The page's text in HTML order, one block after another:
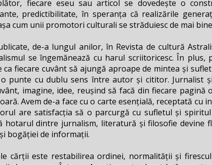
fiecare eseu sau articol se dovedește o
predictibilitate, în speranța că realizările
cum unii promotori culturali se străduiesc de mai
de-a lungul anilor, în Revista de cultură
se îngemănează cu harul scriitoricesc. În
ca fiecare cuvânt să ajungă aproape de mintea și
o punte cu dublu sens între autor și cititor. Jurnalist
imagine, idee, reușind să facă din fiecare
Avem de-a face cu o carte esențială, receptată cu
are satisfacția să o parcurgă cu sufletul și
hotarul dintre jurnalism, literatură și filosofie devine
bogăției de informații.
cărții este restabilirea ordinei, normalității și